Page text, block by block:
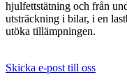
hjulfettstätning och från
utsträckning i bilar, i en
utöka tillämpningen.
Skicka e-post till oss